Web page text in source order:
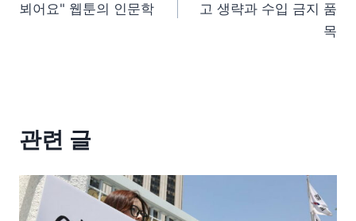
뵈어요" 웹툰의 인문학
고 생략과 수입 금지 품
목
관련 글